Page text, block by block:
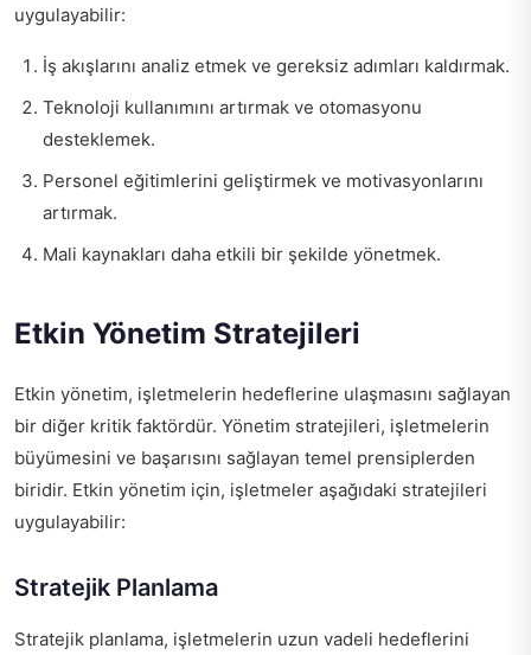
uygulayabilir:
İş akışlarını analiz etmek ve gereksiz adımları kaldırmak.
Teknoloji kullanımını artırmak ve otomasyonu
desteklemek.
Personel eğitimlerini geliştirmek ve motivasyonlarını
artırmak.
Mali kaynakları daha etkili bir şekilde yönetmek.
Etkin Yönetim Stratejileri
Etkin yönetim, işletmelerin hedeflerine ulaşmasını sağlayan
bir diğer kritik faktördür. Yönetim stratejileri, işletmelerin
büyümesini ve başarısını sağlayan temel prensiplerden
biridir. Etkin yönetim için, işletmeler aşağıdaki stratejileri
uygulayabilir:
Stratejik Planlama
Stratejik planlama, işletmelerin uzun vadeli hedeflerini